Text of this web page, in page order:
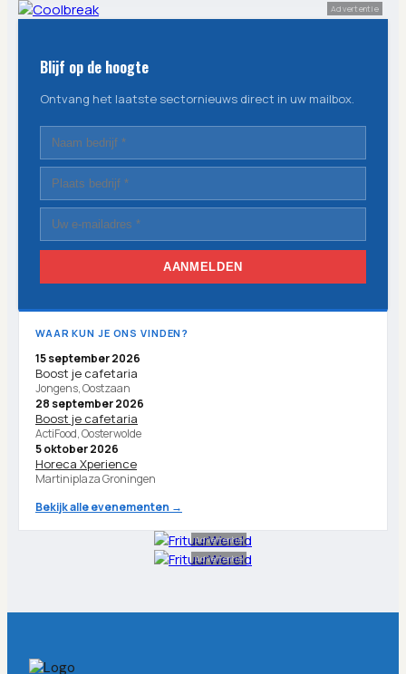
Advertentie
Blijf op de hoogte
Ontvang het laatste sectornieuws direct in uw mailbox.
AANMELDEN
WAAR KUN JE ONS VINDEN?
15 september 2026
Boost je cafetaria
Jongens, Oostzaan
28 september 2026
Boost je cafetaria
ActiFood, Oosterwolde
5 oktober 2026
Horeca Xperience
Martiniplaza Groningen
Bekijk alle evenementen →
Advertentie
Advertentie